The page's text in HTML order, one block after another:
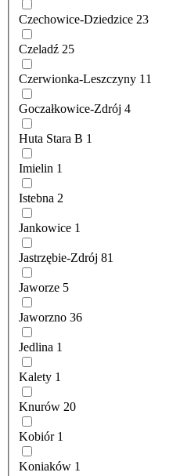
Czechowice-Dziedzice 23
Czeladź 25
Czerwionka-Leszczyny 11
Goczałkowice-Zdrój 4
Huta Stara B 1
Imielin 1
Istebna 2
Jankowice 1
Jastrzębie-Zdrój 81
Jaworze 5
Jaworzno 36
Jedlina 1
Kalety 1
Knurów 20
Kobiór 1
Koniaków 1